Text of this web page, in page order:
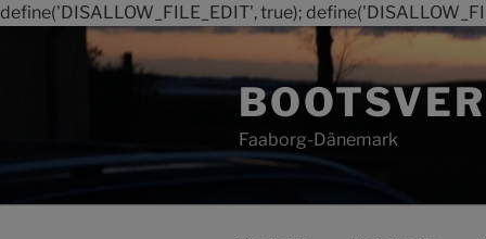
define('DISALLOW_FILE_EDIT', true);
Faaborg-Dänemark